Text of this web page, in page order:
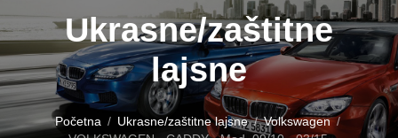
Ukrasne/zaštitne
lajsne
Početna Ukrasne/zaštitne lajsne
Volkswagen